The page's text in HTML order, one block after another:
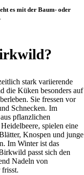
es mit der Baum- oder
stark variierende
die Küken besonders auf
Sie fressen vor
Schnecken. Im
pflanzlichen
spielen eine
Knospen und junge
Im Winter ist das
passt sich den
Nadeln von